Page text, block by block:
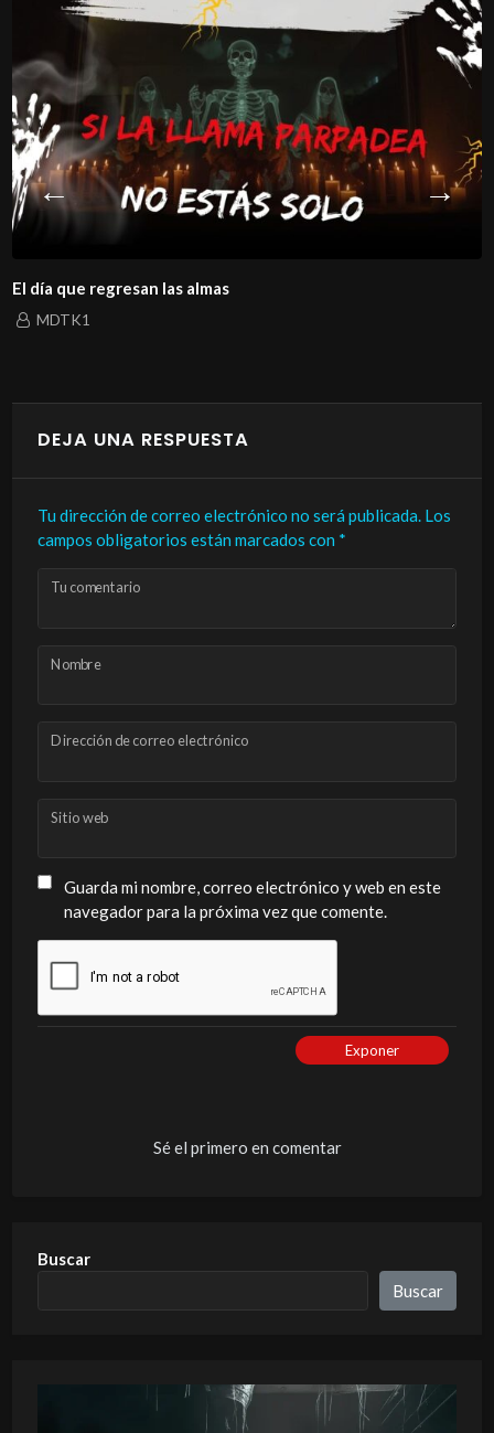
que regresan las almas
DEJA UNA RESPUESTA
Tu dirección de correo electrónico no será publicada. Los
campos obligatorios están marcados con *
Tu comentario
Nombre
Dirección de correo electrónico
Sitio web
Guarda mi nombre, correo electrónico y web en este
navegador para la próxima vez que comente.
Exponer
Sé el primero en comentar
Buscar
Buscar